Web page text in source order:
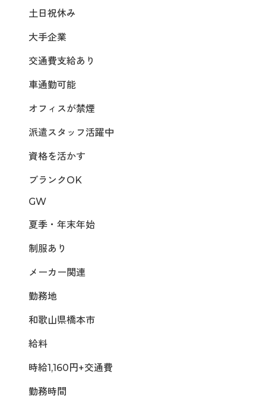
土日祝休み
大手企業
交通費支給あり
車通勤可能
オフィスが禁煙
派遣スタッフ活躍中
資格を活かす
ブランクOK
GW
夏季・年末年始
制服あり
メーカー関連
勤務地
和歌山県橋本市
給料
時給1,160円+交通費
勤務時間